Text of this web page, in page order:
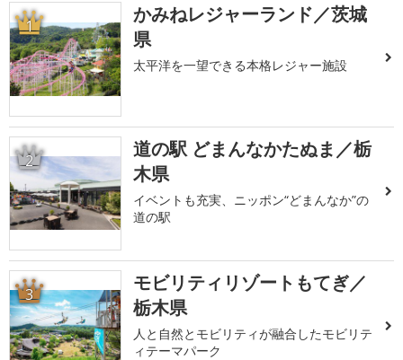
1
かみねレジャーランド／茨城
県
太平洋を一望できる本格レジャー施設
2
道の駅 どまんなかたぬま／栃
木県
イベントも充実、ニッポン“どまんなか”の
道の駅
3
モビリティリゾートもてぎ／
栃木県
人と自然とモビリティが融合したモビリテ
ィテーマパーク